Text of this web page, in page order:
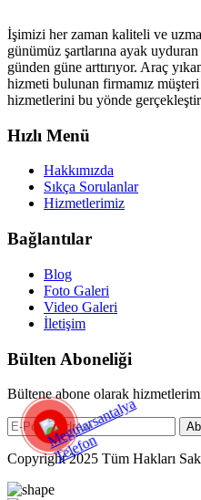
İşimizi her zaman kaliteli ve
günümüz şartlarına ayak uyduran
günden güne arttırıyor. Araç
hizmeti bulunan firmamız
hizmetlerini bu yönde
Hızlı Menü
Hakkımızda
Sıkça Sorulanlar
Hizmetlerimiz
Bağlantılar
Blog
Foto Galeri
Video Galeri
İletişim
Bülten Aboneliği
Bültene abone olarak
Copyright 2025 Tüm Hakları